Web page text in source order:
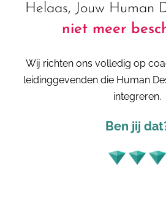
Helaas, Jouw Human
niet meer
Wij richten ons volledig op
leidinggevenden die Human
integreren.
Ben jij